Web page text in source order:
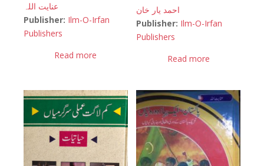
عنایت اللہ
Publisher: Ilm-O-Irfan
Publishers
Read more
احمد یار خان
Publisher: Ilm-O-Irfan
Publishers
Read more